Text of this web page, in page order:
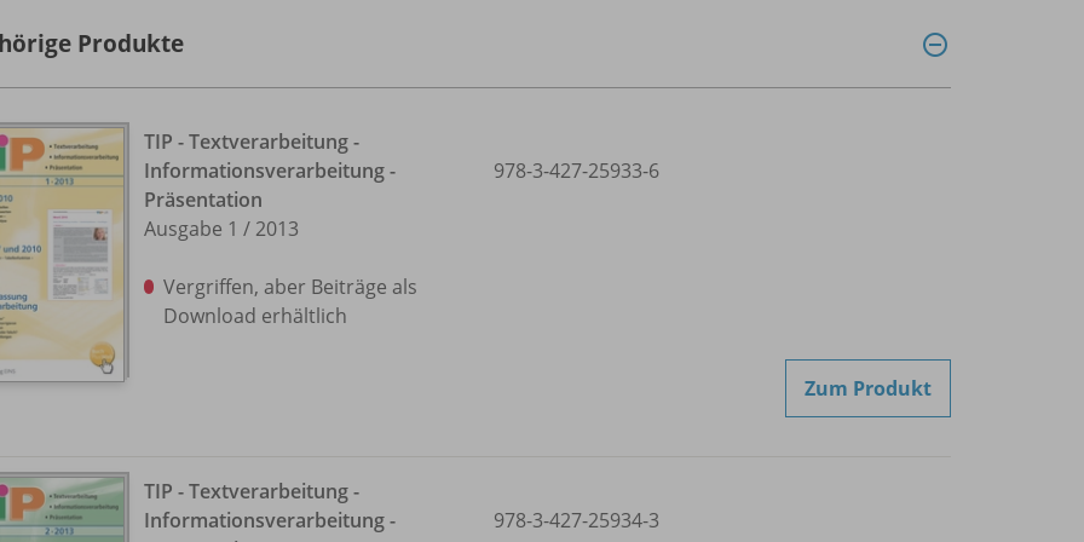
Produkte
TIP - Textverarbeitung -
Informationsverarbeitung -
Präsentation
Ausgabe 1 / 2013
Vergriffen, aber Beiträge als
Download erhältlich
978-3-427-25933-6
Zum Produkt
TIP - Textverarbeitung -
Informationsverarbeitung -
978-3-427-25934-3